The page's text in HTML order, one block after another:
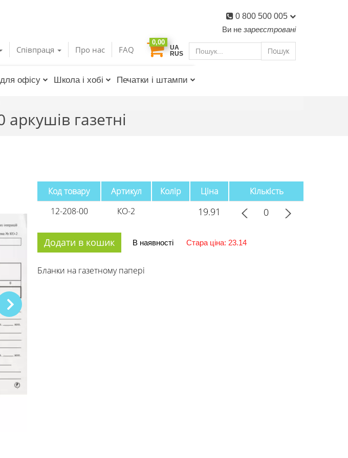
Пошук
UA
RUS
0,00
Ви не зареєстровані
0 800 500 005
Співпраця Про нас FAQ
для офісу Школа і хобі Печатки і штампи
газетні
Код товару Артикул Колір Ціна
Кількість
12-208-00
КО-2 19.91
Додати в кошик В наявності Стара ціна: 23.14
Бланки на газетному папері